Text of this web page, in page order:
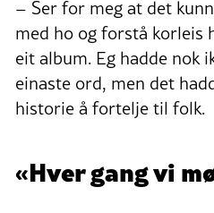
– Ser for meg at det
med ho og forstå korleis
eit album. Eg hadde nok
einaste ord, men det
historie å fortelje til folk.
«Hver gang vi